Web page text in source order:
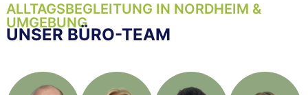
ALLTAGSBEGLEITUNG IN NORDHEIM &
UMGEBUNG
UNSER BÜRO-TEAM